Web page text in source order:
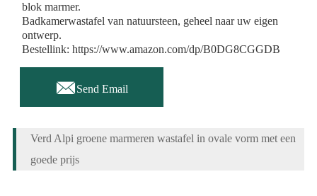
blok marmer.
Badkamerwastafel van natuursteen, geheel naar uw eigen
ontwerp.
Bestellink: https://www.amazon.com/dp/B0DG8CGGDB
Send Email
Verd Alpi groene marmeren wastafel in ovale vorm met een
goede prijs